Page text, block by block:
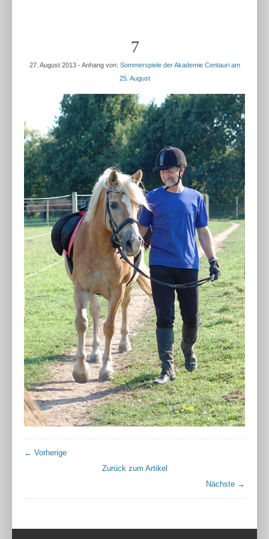
7
27. August 2013 - Anhang von: Sommerspiele der Akademie Centauri am
25. August
← Vorherige
Zurück zum Artikel
Nächste →